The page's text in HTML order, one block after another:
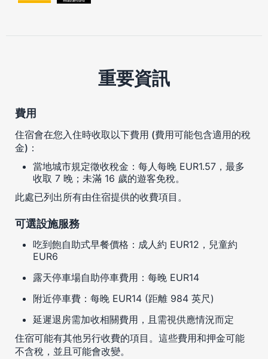
重要資訊
費用
住宿會在您入住時收取以下費用 (費用可能包含適用的稅
金)：
當地城市規定徵收稅金：每人每晚 EUR1.57，最多
收取 7 晚；未滿 16 歲的遊客免稅。
此處已列出所有由住宿提供的收費項目。
可選設施服務
吃到飽自助式早餐價格：成人約 EUR12，兒童約
EUR6
露天停車場自助停車費用：每晚 EUR14
附近停車費：每晚 EUR14 (距離 984 英尺)
延遲退房需加收相關費用，且需視供應情況而定
住宿可能有其他另行收費的項目。這些費用和押金可能
不含稅，並且可能會改變。